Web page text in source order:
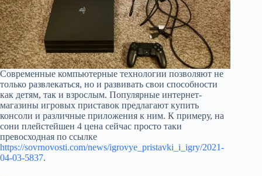
Современные компьютерные технологии позволяют не
только развлекаться, но и развивать свои способности
как детям, так и взрослым. Популярные интернет-
магазины игровых приставок предлагают купить
консоли и различные приложения к ним. К примеру, на
сони плейстейшен 4 цена сейчас просто таки
превосходная по ссылке
https://sovrnovosti.com/news/igrovye_pristavki_i_igry/2021-
04-03-5837.